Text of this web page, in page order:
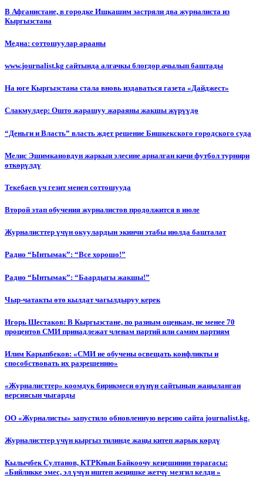
В Афганистане, в городке Ишкашим застряли два журналиста из
Кыргызстана
Медиа: соттошуулар арааны
www.journalist.kg сайтында алгачкы блогдор ачылып баштады
На юге Кыргызстана стала вновь издаваться газета «Дайджест»
Слакмулдер: Ошто жарашуу жараяны жакшы жүрүүдө
“Деньги и Власть” власть ждет решение Бишкекского городского суда
Мелис Эшимкановдун жаркын элесине арналган кичи футбол турнири
өткөрүлдү
Текебаев үч гезит менен соттошууда
Второй этап обучения журналистов продолжится в июле
Журналисттер үчүн окуулардын экинчи этабы июлда башталат
Радио “Ынтымак”: “Все хорошо!”
Радио “Ынтымак”: “Баардыгы жакшы!”
Чыр-чатакты өтө кылдат чагылдыруу керек
Игорь Шестаков: В Кыргызстане, по разным оценкам, не менее 70
процентов СМИ принадлежат членам партий или самим партиям
Илим Карыпбеков: «СМИ не обучены освещать конфликты и
способствовать их разрешению»
«Журналисттер» коомдук бирикмеси өзүнүн сайтынын жаңыланган
версиясын чыгарды
ОО «Журналисты» запустило обновленную версию сайта journalist.kg.
Журналисттер үчүн кыргыз тилинде жаңы китеп жарык көрдү
Кылычбек Султанов, КТРКнын Байкоочу кеңешинин төрагасы:
«Бийликке эмес, эл үчүн иштеп жеңишке жетчү мезгил келди »